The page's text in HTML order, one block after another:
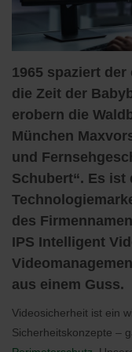
1965 spaziert
die Zeit der
erobern die
München
und
Schubert“. Es
des
IPS Intelligent
aus einem Guss.
Videosicherheit ist ein
Sicherheitskonzepte –